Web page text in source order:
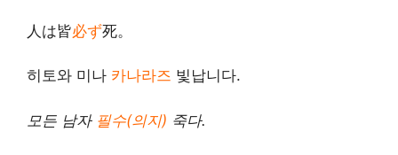
人は皆必ず死。
히토와 미나 카나라즈 빛납니다.
모든 남자 필수(의지) 죽다.